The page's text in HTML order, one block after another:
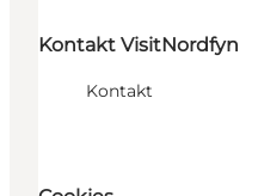
Kontakt VisitNordfyn
Kontakt